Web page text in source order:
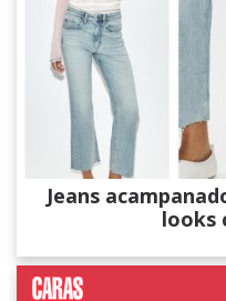
Jeans
looks